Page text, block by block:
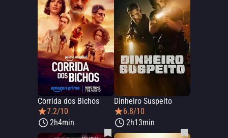
Corrida dos Bichos
7.2/10
2h4min
Dinheiro Suspeito
6.8/10
2h13min